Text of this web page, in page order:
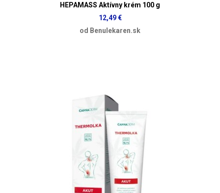
HEPAMASS Aktívny krém 100 g
12,49 €
od Benulekaren.sk